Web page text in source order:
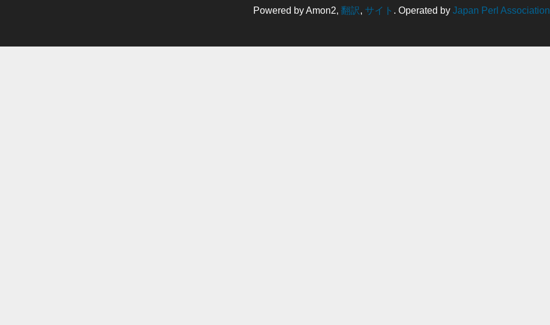
Powered by Amon2, 翻訳, サイト . Operated by Japan Perl Association